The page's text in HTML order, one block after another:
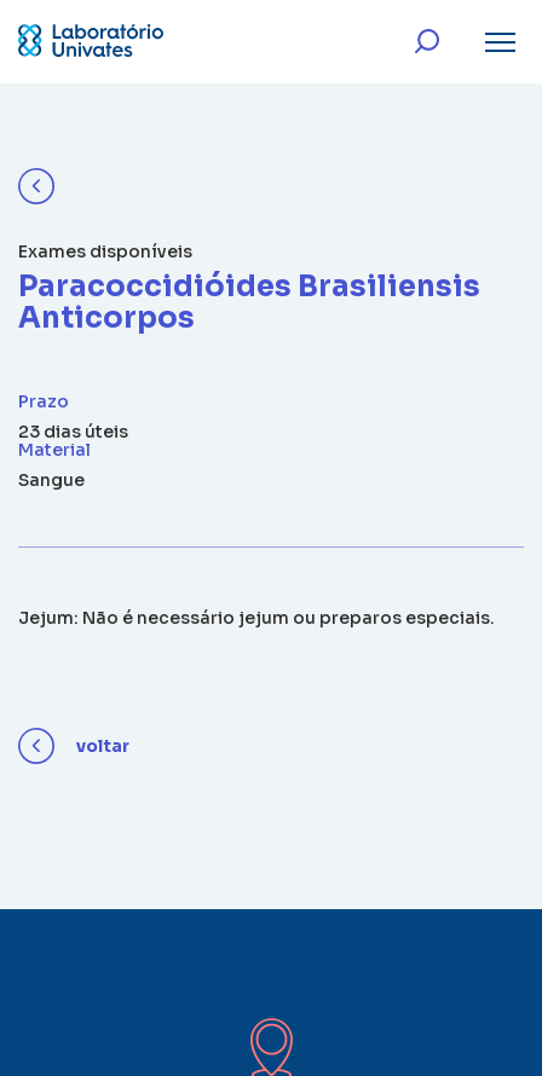
Exames disponíveis
Paracoccidióides Brasiliensis
Anticorpos
Prazo
23 dias úteis
Material
Sangue
Jejum: Não é necessário jejum ou preparos especiais.
voltar